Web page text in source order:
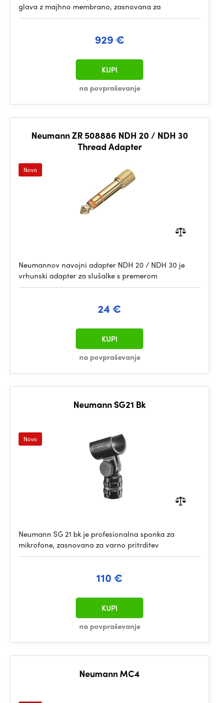
glava z majhno membrano, zasnovana za
929 €
na povpraševanje
KUPI
Neumann ZR 508886 NDH 20 / NDH 30
Thread Adapter
Novo
Neumannov navojni adapter NDH 20 / NDH 30 je
vrhunski adapter za slušalke s premerom
24 €
na povpraševanje
KUPI
Neumann SG21 Bk
Novo
Neumann SG 21 bk je profesionalna sponka za
mikrofone, zasnovana za varno pritrditev
110 €
na povpraševanje
KUPI
Neumann MC4